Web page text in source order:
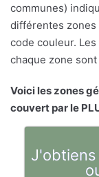
communes)
différentes zones
code couleur.
chaque zone
Voici les zones
couvert par le
J'obtiens